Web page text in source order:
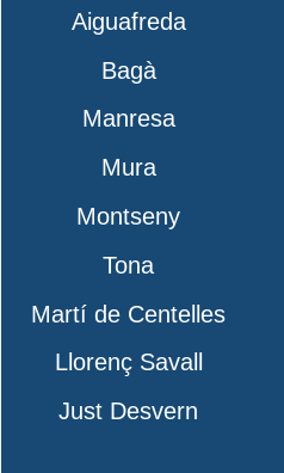
Aiguafreda
Bagà
Manresa
Mura
Montseny
Tona
Martí de Centelles
Llorenç Savall
Just Desvern